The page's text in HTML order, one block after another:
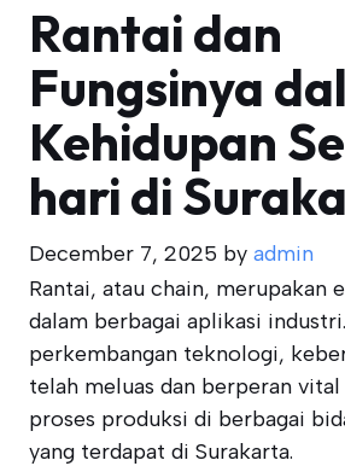
Rantai dan
Fungsinya
Kehidupan
hari di
December 7, 2025 by admin
Rantai, atau chain, merupakan
dalam berbagai aplikasi
perkembangan teknologi,
telah meluas dan berperan
proses produksi di berbagai
yang terdapat di Surakarta.